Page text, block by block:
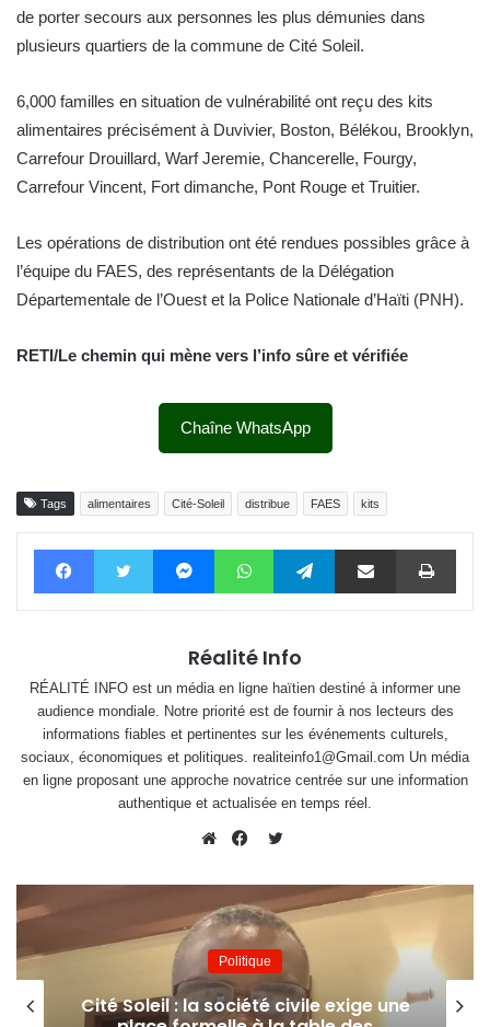
de porter secours aux personnes les plus démunies dans
plusieurs quartiers de la commune de Cité Soleil.
6,000 familles en situation de vulnérabilité ont reçu des kits
alimentaires précisément à Duvivier, Boston, Bélékou, Brooklyn,
Carrefour Drouillard, Warf Jeremie, Chancerelle, Fourgy,
Carrefour Vincent, Fort dimanche, Pont Rouge et Truitier.
Les opérations de distribution ont été rendues possibles grâce à
l’équipe du FAES, des représentants de la Délégation
Départementale de l’Ouest et la Police Nationale d’Haïti (PNH).
RETI/Le chemin qui mène vers l’info sûre et vérifiée
Chaîne WhatsApp
Tags alimentaires Cité-Soleil distribue FAES kits
FacebookTwitter MessengerWhatsAppTelegram Partager par email
Réalité Info
RÉALITÉ INFO est un média en ligne haïtien destiné à informer une
audience mondiale. Notre priorité est de fournir à nos lecteurs des
informations fiables et pertinentes sur les événements culturels,
sociaux, économiques et politiques. realiteinfo1@Gmail.com Un média
en ligne proposant une approche novatrice centrée sur une information
authentique et actualisée en temps réel.
Politique
Cité Soleil : la société civile exige une